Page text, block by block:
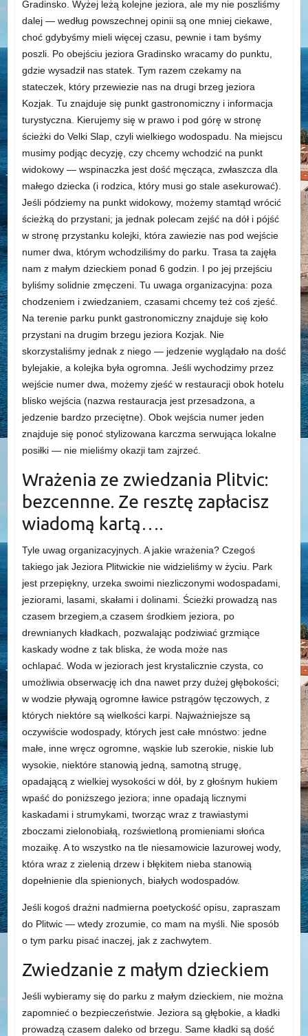
Gradinsko. Wyżej leżą kolejne jeziora, ale my nie poszliśmy
dalej — według powszechnej opinii są one mniej ciekawe,
choć gdybyśmy mieli więcej czasu, pewnie i tam byśmy
poszli. Po obejściu jeziora Gradinsko wracamy do punktu,
gdzie wysadził nas statek. Tym razem czekamy na
stateczek, który przewiezie nas na drugi brzeg jeziora
Kozjak. Tu znajduje się punkt gastronomiczny i informacja
turystyczna. Kierujemy się w prawo i pod górę w stronę
ścieżki do Velki Slap, czyli wielkiego wodospadu. Na miejscu
musimy podjąc decyzję, czy chcemy wchodzić na punkt
widokowy — wspinaczka jest dość męcząca, zwłaszcza dla
małego dziecka (i rodzica, który musi go stale asekurować).
Jeśli pódziemy na punkt widokowy, możemy stamtąd wrócić
ścieżką do przystani; ja jednak polecam zejść na dół i pójść
w stronę przystanku kolejki, która zawiezie nas pod wejście
numer dwa, którym wchodziliśmy do parku. Trasa ta zajęła
nam z małym dzieckiem ponad 6 godzin. I po jej przejściu
byliśmy solidnie zmęczeni. Tu uwaga organizacyjna: poza
chodzeniem i zwiedzaniem, czasami chcemy też coś zjeść.
Na terenie parku punkt gastronomiczny znajduje się koło
przystani na drugim brzegu jeziora Kozjak. Nie
skorzystaliśmy jednak z niego — jedzenie wyglądało na dość
bylejakie, a kolejka była ogromna. Jeśli wychodzimy przez
wejście numer dwa, możemy zjeść w restauracji obok hotelu
blisko wejścia (nazwa restauracja jest przesadzona, a
jedzenie bardzo przeciętne). Obok wejścia numer jeden
znajduje się ponoć stylizowana karczma serwująca lokalne
posiłki — nie mieliśmy okazji tam zajrzeć.
Wrażenia ze zwiedzania Plitvic:
bezcennne. Ze resztę zapłacisz
wiadomą kartą….
Tyle uwag organizacyjnych. A jakie wrażenia? Czegoś
takiego jak Jeziora Plitwickie nie widzieliśmy w życiu. Park
jest przepiękny, urzeka swoimi niezliczonymi wodospadami,
jeziorami, lasami, skałami i dolinami. Ścieżki prowadzą nas
czasem brzegiem,a czasem środkiem jeziora, po
drewnianych kładkach, pozwalając podziwiać grzmiące
kaskady wodne z tak bliska, że woda może nas
ochlapać. Woda w jeziorach jest krystalicznie czysta, co
umożliwia obserwację ich dna nawet przy dużej głębokości;
w wodzie pływają ogromne ławice pstrągów tęczowych, z
których niektóre są wielkości karpi. Najważniejsze są
oczywiście wodospady, których jest całe mnóstwo: jedne
małe, inne wręcz ogromne, wąskie lub szerokie, niskie lub
wysokie, niektóre stanowią jedną, samotną strugę,
opadającą z wielkiej wysokości w dół, by z głośnym hukiem
wpaść do poniższego jeziora; inne opadają licznymi
kaskadami i strumykami, tworząc wraz z trawiastymi
zboczami zielonobiałą, rozświetloną promieniami słońca
mozaikę. A to wszystko na tle niesamowicie lazurowej wody,
która wraz z zielenią drzew i błękitem nieba stanowią
dopełnienie dla spienionych, białych wodospadów.
Jeśli kogoś drażni nadmierna poetyckość opisu, zapraszam
do Plitwic — wtedy zrozumie, co mam na myśli. Nie sposób
o tym parku pisać inaczej, jak z zachwytem.
Zwiedzanie z małym dzieckiem
Jeśli wybieramy się do parku z małym dzieckiem, nie można
zapomnieć o bezpieczeństwie. Jeziora są głębokie, a kładki
prowadzą czasem daleko od brzegu. Same kładki są dość